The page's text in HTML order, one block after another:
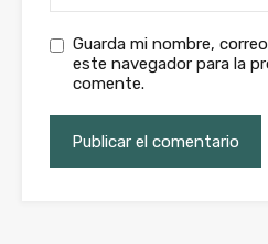
Guarda mi nombre,
este navegador para la
comente.